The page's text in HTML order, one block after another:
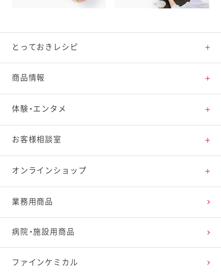
とっておきレシピ
とっておきレシピトップ
素材の知識
料理の基本
特集レシピ
レシピランキング
レシピ動画
今日のレシピギャラリー
商品情報
商品情報トップ
新商品・リニューアル品一覧
販売終了商品一覧
体験・エンタメ
体験・エンタメトップ
マヨテラス（見学施設）
オープンキッチン（工場見学）
深谷テラス ヤサイな仲間たちファーム
おたのしみコンテンツ
お客様相談室
お客様相談室トップ
よくお寄せいただくご質問
お客様の声を活かしました
オンラインショップ
Qummy
キユーピーウエルネス
業務用商品
病院・施設用商品
ファインケミカル